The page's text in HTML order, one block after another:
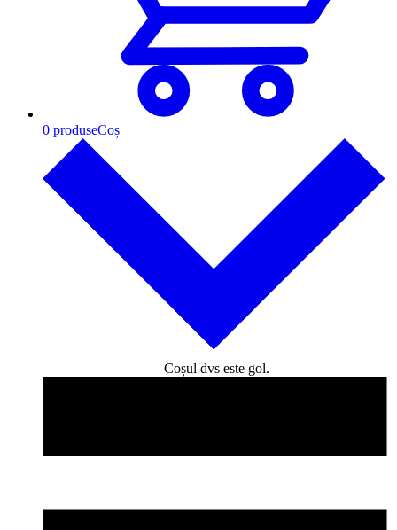
0 produseCoș
Coșul dvs este gol.